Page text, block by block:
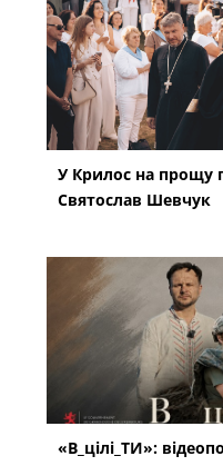
У Крилос на прощу
Святослав Шевчук
«В_цілі_ТИ»: